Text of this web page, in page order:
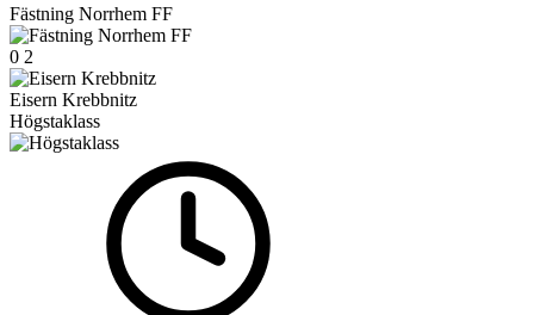
Fästning Norrhem FF
0 2
Eisern Krebbnitz
Högstaklass